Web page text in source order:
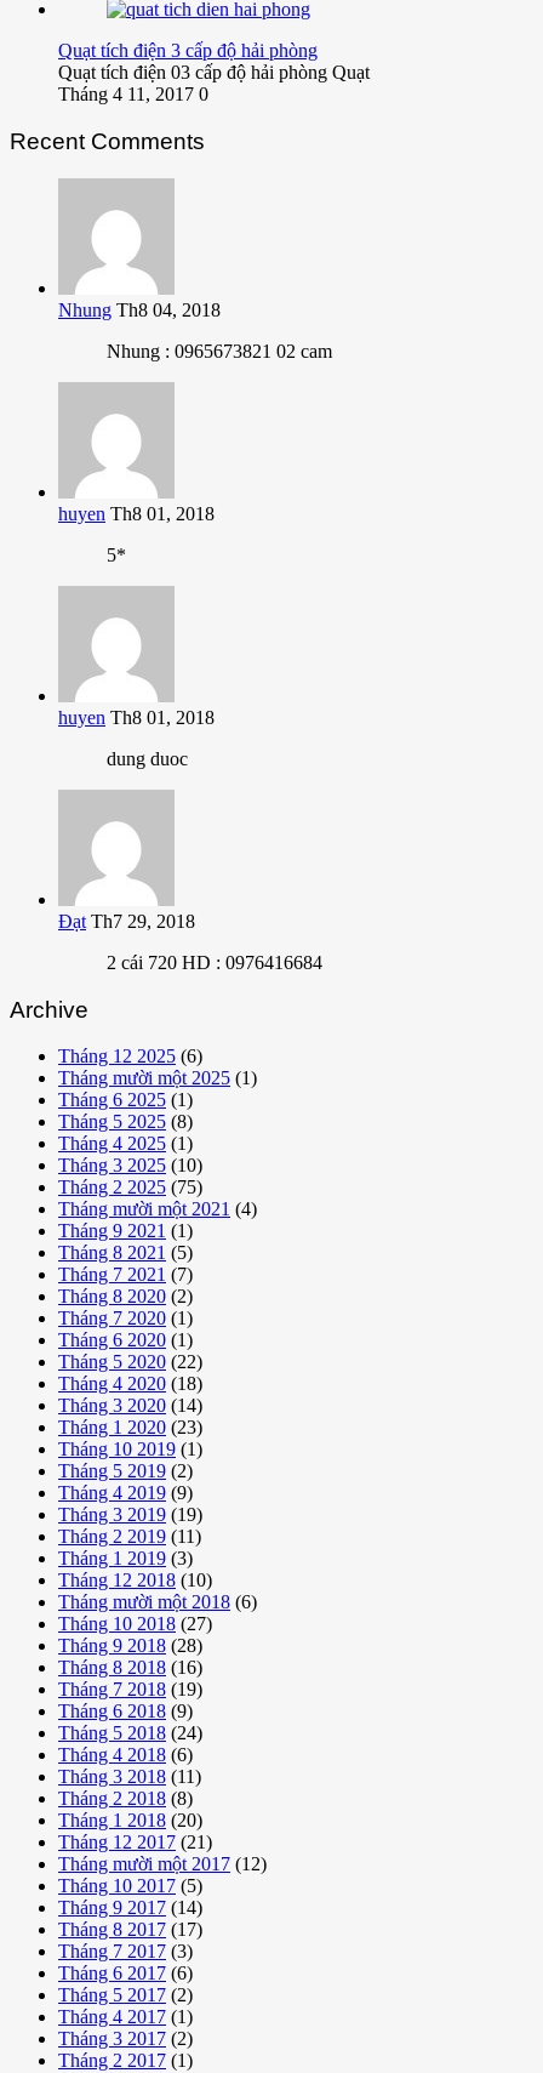
Quạt tích điện 3 cấp độ hải phòng
Quạt tích điện 03 cấp độ hải phòng Quạt
Tháng 4 11, 2017 0
Recent Comments
Nhung Th8 04, 2018
Nhung : 0965673821 02 cam
huyen Th8 01, 2018
5*
huyen Th8 01, 2018
dung duoc
Đạt Th7 29, 2018
2 cái 720 HD : 0976416684
Archive
Tháng 12 2025 (6)
Tháng mười một 2025 (1)
Tháng 6 2025 (1)
Tháng 5 2025 (8)
Tháng 4 2025 (1)
Tháng 3 2025 (10)
Tháng 2 2025 (75)
Tháng mười một 2021 (4)
Tháng 9 2021 (1)
Tháng 8 2021 (5)
Tháng 7 2021 (7)
Tháng 8 2020 (2)
Tháng 7 2020 (1)
Tháng 6 2020 (1)
Tháng 5 2020 (22)
Tháng 4 2020 (18)
Tháng 3 2020 (14)
Tháng 1 2020 (23)
Tháng 10 2019 (1)
Tháng 5 2019 (2)
Tháng 4 2019 (9)
Tháng 3 2019 (19)
Tháng 2 2019 (11)
Tháng 1 2019 (3)
Tháng 12 2018 (10)
Tháng mười một 2018 (6)
Tháng 10 2018 (27)
Tháng 9 2018 (28)
Tháng 8 2018 (16)
Tháng 7 2018 (19)
Tháng 6 2018 (9)
Tháng 5 2018 (24)
Tháng 4 2018 (6)
Tháng 3 2018 (11)
Tháng 2 2018 (8)
Tháng 1 2018 (20)
Tháng 12 2017 (21)
Tháng mười một 2017 (12)
Tháng 10 2017 (5)
Tháng 9 2017 (14)
Tháng 8 2017 (17)
Tháng 7 2017 (3)
Tháng 6 2017 (6)
Tháng 5 2017 (2)
Tháng 4 2017 (1)
Tháng 3 2017 (2)
Tháng 2 2017 (1)